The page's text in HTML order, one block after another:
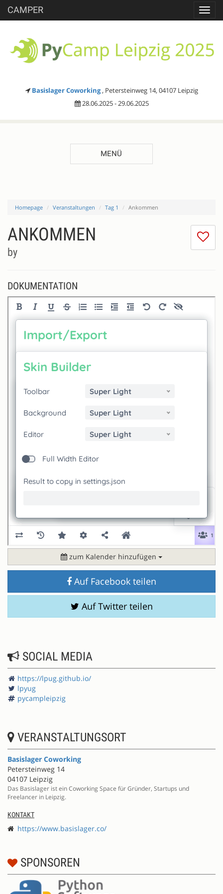
CAMPER
Basislager Coworking , Petersteinweg 14, 04107 Leipzig
28.06.2025 - 29.06.2025
MENÜ
Homepage Veranstaltungen Tag 1 Ankommen
ANKOMMEN
by
DOKUMENTATION
zum Kalender hinzufügen
Auf Facebook teilen
Auf Twitter teilen
SOCIAL MEDIA
https://lpug.github.io/
lpyug
pycampleipzig
VERANSTALTUNGSORT
Basislager Coworking
Petersteinweg 14
04107 Leipzig
Das Basislager ist ein Coworking Space für Gründer, Startups und
Freelancer in Leipzig.
KONTAKT
https://www.basislager.co/
SPONSOREN